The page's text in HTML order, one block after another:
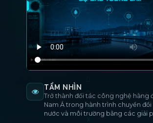
TẦM NHÌN
Trở thành đối tác công nghệ hàng
Nam Á trong hành trình chuyển đổi
nước và môi trường bằng các giải